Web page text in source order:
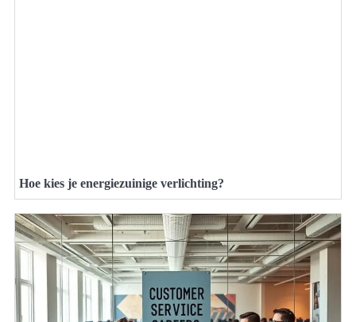
Hoe kies je energiezuinige verlichting?